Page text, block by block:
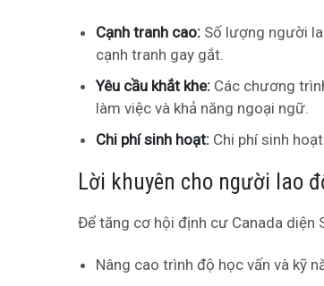
Cạnh tranh cao: Số lượng người
cạnh tranh gay gắt.
Yêu cầu khắt khe: Các chương
làm việc và khả năng ngoại ngữ.
Chi phí sinh hoạt: Chi phí sinh
Lời khuyên cho người lao
Để tăng cơ hội định cư Canada diện
Nâng cao trình độ học vấn và kỹ